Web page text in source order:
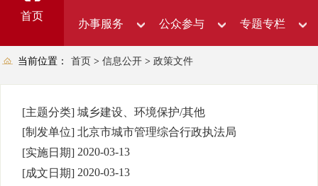
首页
办事服务 公众参与 专题专栏
当前位置： 首页 > 信息公开 > 政策文件
[主题分类] 城乡建设、环境保护/其他
[制发单位] 北京市城市管理综合行政执法局
[实施日期] 2020-03-13
[成文日期] 2020-03-13